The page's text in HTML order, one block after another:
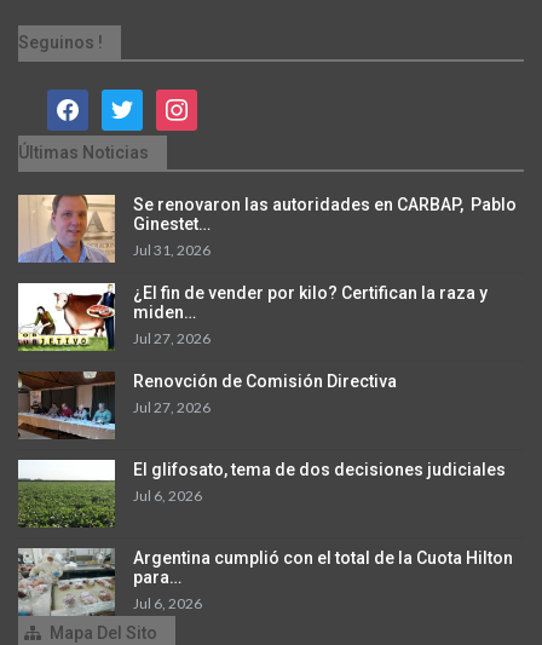
Seguinos !
facebooktwitter instagram
Últimas Noticias
Se renovaron las autoridades en CARBAP, Pablo
Ginestet…
Jul 31, 2026
¿El fin de vender por kilo? Certifican la raza y
miden…
Jul 27, 2026
Renovción de Comisión Directiva
Jul 27, 2026
El glifosato, tema de dos decisiones judiciales
Jul 6, 2026
Argentina cumplió con el total de la Cuota Hilton
para…
Jul 6, 2026
Mapa Del Sito